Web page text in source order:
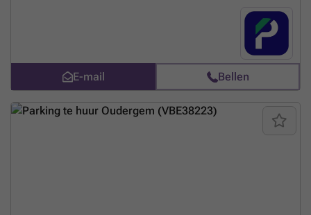
op de volgende link: ### %20-%20oudergem/boulevard-du-
utm_source=ubiflow&utm_medium=referral&utm_campaign=parking
E-mail Bellen